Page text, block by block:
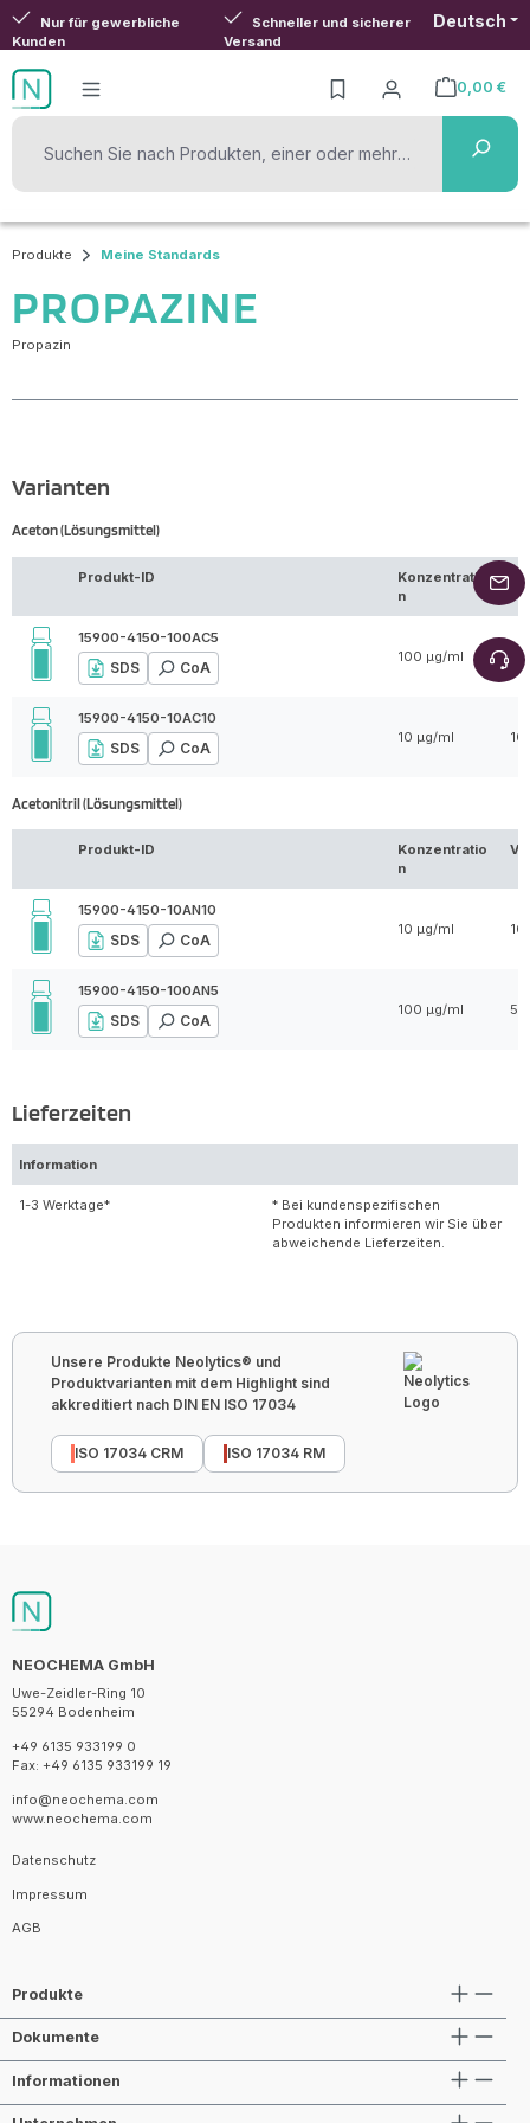
Zum Hauptinhalt springen
Nur für gewerbliche
Kunden
Schneller und sicherer
Versand
Deutsch
0,00 €
Warenkorb
Produkte Meine Standards
PROPAZINE
Propazin
Varianten
Aceton (Lösungsmittel)
Produkt-ID
Konzentratio
n
15900-4150-100AC5
SDS CoA
100 µg/ml 5
15900-4150-10AC10
SDS CoA
10 µg/ml 10
Acetonitril (Lösungsmittel)
Produkt-ID
Konzentratio
n
15900-4150-10AN10
SDS CoA
10 µg/ml 10
15900-4150-100AN5
SDS CoA
100 µg/ml 5
Lieferzeiten
Information
1-3 Werktage*
* Bei kundenspezifischen
Produkten informieren wir Sie über
abweichende Lieferzeiten.
Unsere Produkte Neolytics® und
Produktvarianten mit dem Highlight sind
akkreditiert nach DIN EN ISO 17034
ISO 17034 CRM ISO 17034 RM
NEOCHEMA GmbH
Uwe-Zeidler-Ring 10
55294 Bodenheim
+49 6135 933199 0
Fax: +49 6135 933199 19
info@neochema.com
www.neochema.com
Datenschutz
Impressum
AGB
Produkte
Dokumente
Informationen